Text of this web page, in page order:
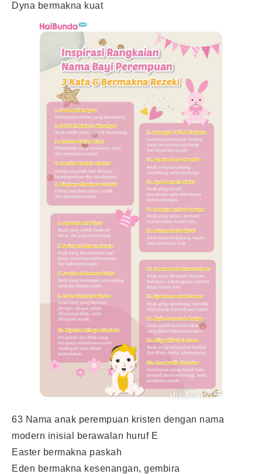
Dyna bermakna kuat
63 Nama anak perempuan kristen dengan nama
modern inisial berawalan huruf E
Easter bermakna paskah
Eden bermakna kesenangan, gembira